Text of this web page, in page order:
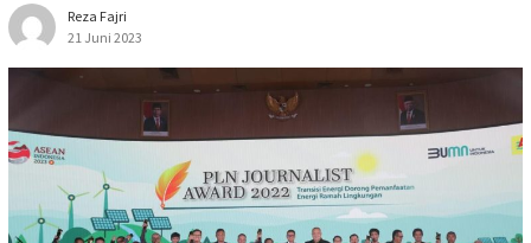
Reza Fajri
21 Juni 2023